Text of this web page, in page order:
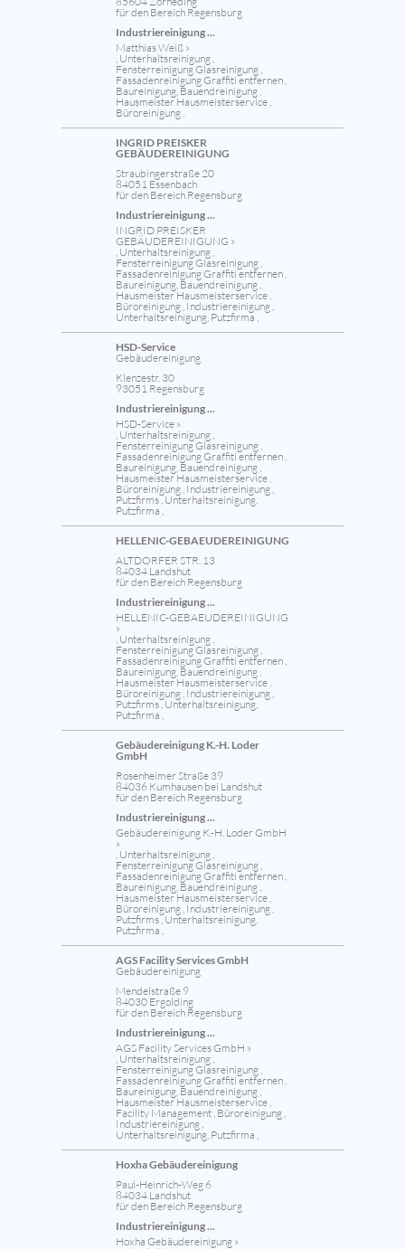
für den Bereich Regensburg
Industriereinigung ...
Matthias Weiß »
, Unterhaltsreinigung ,
Fensterreinigung Glasreinigung ,
Fassadenreinigung Graffiti entfernen ,
Baureinigung, Bauendreinigung ,
Hausmeister Hausmeisterservice ,
Büroreinigung ,
INGRID PREISKER
GEBÄUDEREINIGUNG
Straubingerstraße 20
84051 Essenbach
für den Bereich Regensburg
Industriereinigung ...
INGRID PREISKER
GEBÄUDEREINIGUNG »
, Unterhaltsreinigung ,
Fensterreinigung Glasreinigung ,
Fassadenreinigung Graffiti entfernen ,
Baureinigung, Bauendreinigung ,
Hausmeister Hausmeisterservice ,
Büroreinigung , Industriereinigung ,
Unterhaltsreinigung, Putzfirma ,
HSD-Service
Gebäudereinigung
Klenzestr. 30
93051 Regensburg
Industriereinigung ...
HSD-Service »
, Unterhaltsreinigung ,
Fensterreinigung Glasreinigung ,
Fassadenreinigung Graffiti entfernen ,
Baureinigung, Bauendreinigung ,
Hausmeister Hausmeisterservice ,
Büroreinigung , Industriereinigung ,
Putzfirms , Unterhaltsreinigung,
Putzfirma ,
HELLENIC-GEBAEUDEREINIGUNG
ALTDORFER STR. 13
84034 Landshut
für den Bereich Regensburg
Industriereinigung ...
HELLENIC-GEBAEUDEREINIGUNG
»
, Unterhaltsreinigung ,
Fensterreinigung Glasreinigung ,
Fassadenreinigung Graffiti entfernen ,
Baureinigung, Bauendreinigung ,
Hausmeister Hausmeisterservice ,
Büroreinigung , Industriereinigung ,
Putzfirms , Unterhaltsreinigung,
Putzfirma ,
Gebäudereinigung K.-H. Loder
GmbH
Rosenheimer Straße 39
84036 Kumhausen bei Landshut
für den Bereich Regensburg
Industriereinigung ...
Gebäudereinigung K.-H. Loder GmbH
»
, Unterhaltsreinigung ,
Fensterreinigung Glasreinigung ,
Fassadenreinigung Graffiti entfernen ,
Baureinigung, Bauendreinigung ,
Hausmeister Hausmeisterservice ,
Büroreinigung , Industriereinigung ,
Putzfirms , Unterhaltsreinigung,
Putzfirma ,
AGS Facility Services GmbH
Gebäudereinigung
Mendelstraße 9
84030 Ergolding
für den Bereich Regensburg
Industriereinigung ...
AGS Facility Services GmbH »
, Unterhaltsreinigung ,
Fensterreinigung Glasreinigung ,
Fassadenreinigung Graffiti entfernen ,
Baureinigung, Bauendreinigung ,
Hausmeister Hausmeisterservice ,
Facility Management , Büroreinigung ,
Industriereinigung ,
Unterhaltsreinigung, Putzfirma ,
Hoxha Gebäudereinigung
Paul-Heinrich-Weg 6
84034 Landshut
für den Bereich Regensburg
Industriereinigung ...
Hoxha Gebäudereinigung »